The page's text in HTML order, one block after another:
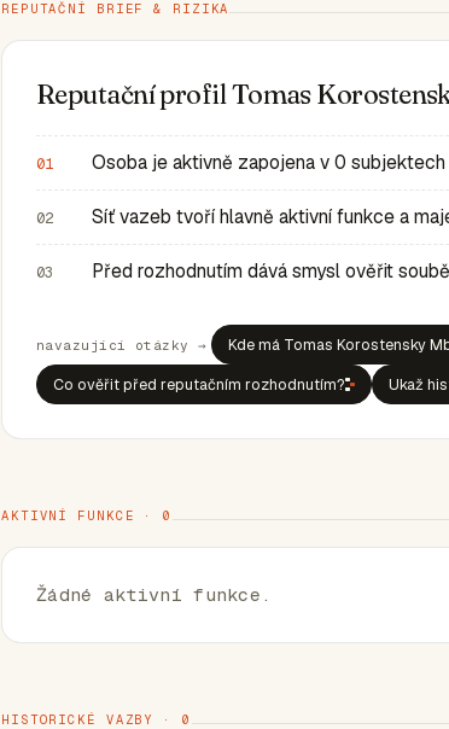
REPUTAČNÍ BRIEF & RIZIKA
Reputační profil Tomas
01 Osoba je aktivně zapojena v 0
02 Síť vazeb tvoří hlavně aktivní funkce a
03 Před rozhodnutím dává smysl ověřit
navazující otázky → Kde má Tomas Korostensky
Co ověřit před reputačním rozhodnutím?
Ukaž
AKTIVNÍ FUNKCE · 0
Žádné aktivní funkce.
HISTORICKÉ VAZBY · 0